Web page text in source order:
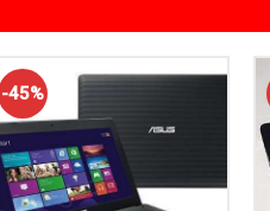
-45%